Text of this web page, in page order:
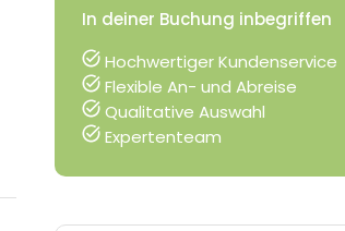
In deiner Buchung inbegriffen
Hochwertiger Kundenservice
Flexible An- und Abreise
Qualitative Auswahl
Expertenteam